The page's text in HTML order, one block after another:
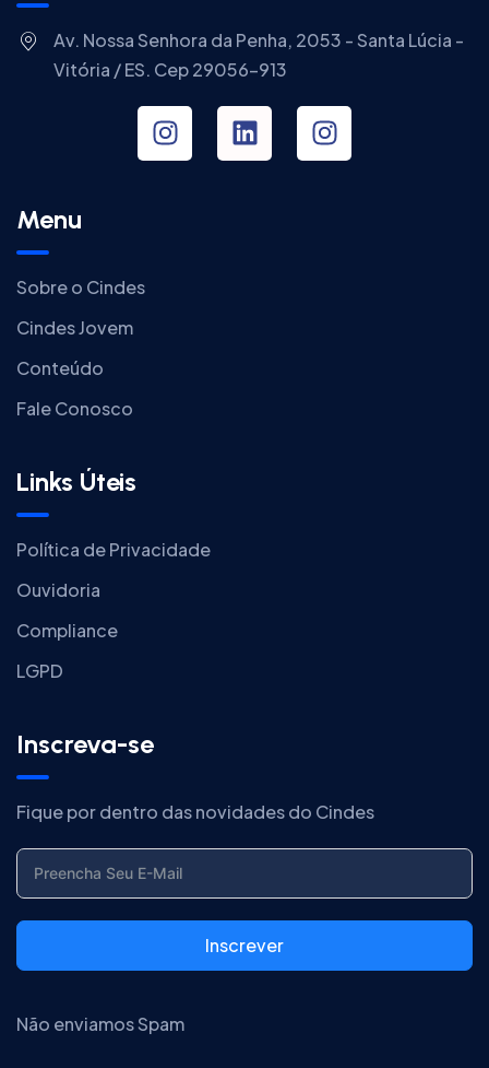
Av. Nossa Senhora da Penha, 2053 - Santa Lúcia -
Vitória / ES. Cep 29056-913
Menu
Sobre o Cindes
Cindes Jovem
Conteúdo
Fale Conosco
Links Úteis
Política de Privacidade
Ouvidoria
Compliance
LGPD
Inscreva-se
Fique por dentro das novidades do Cindes
Inscrever
Não enviamos Spam